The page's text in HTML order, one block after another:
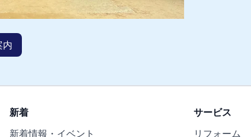
新着
新着情報・イベント
サービス
リフォーム